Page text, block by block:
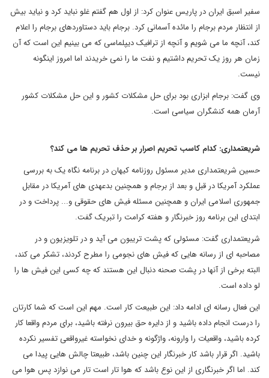
سفیر اسبق ایران در پاریس عنوان کرد: از اول هم گفتم غلو نباید کرد و نیاید بیش
از انتظار مردم برجام را مائده آسمانی کرد. برجام باید دستاوردهای برجام را اعلام
کند، آنچه ما می شویم و آنچه از ترافیک دیپلماسی که می بینیم این است که آن
زمان هر روز یک تحریم داشتیم و نفت ما را نمی خریدند اما امروز اینگونه
نیست.
وی گفت: برجام ابزاری بود برای حل مشکلات کشور و این حل مشکلات کشور
آرمان همه کنشگران سیاسی است.
شریعتمداری: کدام کاسب تحریم اصرار بر حذف تحریم ها می کند؟
حسین شریعتمداری مدیر مسئول روزنامه کیهان در برنامه نگاه یک به بررسی
عملکرد آمریکا در قبل و بعد از برجام و همچنین بدعهدی های آمریکا در مقابل
جمهوری اسلامی ایران و همچنین مسئله فیش های حقوقی و... پرداخت و در
ابتدای این برنامه روز خبرنگار و هفته کرامت را تبریک گفت.
شریعتمداری گفت: مسئولی که پشت تریبون می آید و در تلویزیون و در
مصاحبه ای از رسانه هایی که فیش های نجومی را مطرح کردند، تشکر می کند،
البته برخی از آنها در پشت صحنه دنبال این هستند که چه کسی این فیش ها را
لو داده است.
این فعال رسانه ای ادامه داد: این طبیعت کار است. مهم این است که شما کارتان
را درست انجام داده باشید و از دایره حق بیرون نرفته باشید، برای مردم واقعا کار
کرده باشید، واقعیات را وارونه، واژگونه و خدای نخواسته غیرواقعی تفسیر نکرده
باشید. اگر قرار باشد کار خبرنگار این چنین باشد، طبیعتا چالش هایی پیدا می
کند. اما اگر خبرنگاری از این نوع باشد که هوا تار است تار می نوازد پس هوا می